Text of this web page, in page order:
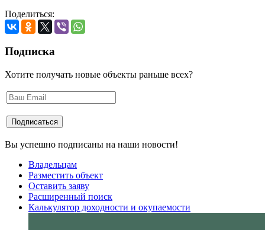
Поделиться:
Подписка
Хотите получать новые объекты раньше всех?
Вы успешно подписаны на наши новости!
Владельцам
Разместить объект
Оставить заяву
Расширенный поиск
Калькулятор доходности и окупаемости